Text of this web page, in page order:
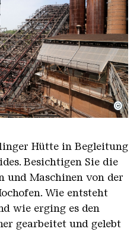
Völklinger Hütte mit
Völklinger Hütte | Karl
©
Hütte in Begleitung
Besichtigen Sie die
und Maschinen von der
Wie entsteht
wie erging es den
gearbeitet und gelebt